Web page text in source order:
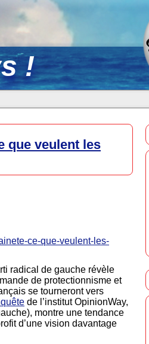
!
que veulent les
ce-que-veulent-les-
radical de gauche révèle
de protectionnisme et
se tourneront vers
de l’institut OpinionWay,
montre une tendance
d’une vision davantage